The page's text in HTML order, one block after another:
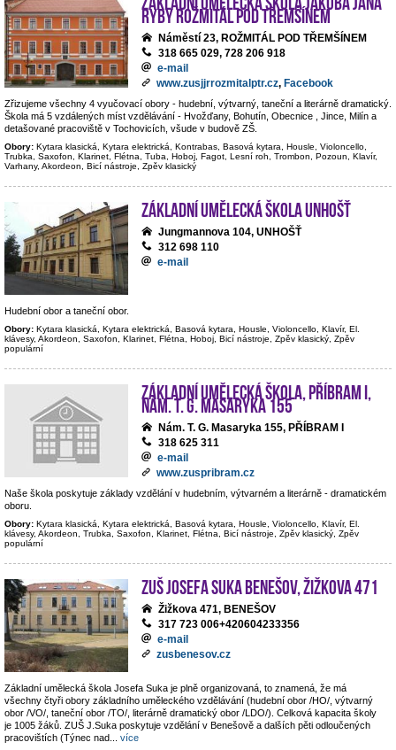
Ryby Rožmitál pod Třemšínem
Náměstí 23, ROŽMITÁL POD TŘEMŠÍNEM
318 665 029, 728 206 918
e-mail
www.zusjjrrozmitalptr.cz, Facebook
Zřizujeme všechny 4 vyučovací obory - hudební, výtvarný, taneční a literárně dramatický.
Škola má 5 vzdálených míst vzdělávání - Hvožďany, Bohutín, Obecnice , Jince, Milín a
detašované pracoviště v Tochovicích, všude v budově ZŠ.
Obory: Kytara klasická, Kytara elektrická, Kontrabas, Basová kytara, Housle, Violoncello,
Trubka, Saxofon, Klarinet, Flétna, Tuba, Hoboj, Fagot, Lesní roh, Trombon, Pozoun, Klavír,
Varhany, Akordeon, Bicí nástroje, Zpěv klasický
Základní umělecká škola Unhošť
Jungmannova 104, UNHOŠŤ
312 698 110
e-mail
Hudební obor a taneční obor.
Obory: Kytara klasická, Kytara elektrická, Basová kytara, Housle, Violoncello, Klavír, El.
klávesy, Akordeon, Saxofon, Klarinet, Flétna, Hoboj, Bicí nástroje, Zpěv klasický, Zpěv
populární
Základní umělecká škola, Příbram I,
nám. T. G. Masaryka 155
Nám. T. G. Masaryka 155, PŘÍBRAM I
318 625 311
e-mail
www.zuspribram.cz
Naše škola poskytuje základy vzdělání v hudebním, výtvarném a literárně - dramatickém
oboru.
Obory: Kytara klasická, Kytara elektrická, Basová kytara, Housle, Violoncello, Klavír, El.
klávesy, Akordeon, Trubka, Saxofon, Klarinet, Flétna, Bicí nástroje, Zpěv klasický, Zpěv
populární
ZUŠ Josefa Suka Benešov, Žižkova 471
Žižkova 471, BENEŠOV
317 723 006+420604233356
e-mail
zusbenesov.cz
Základní umělecká škola Josefa Suka je plně organizovaná, to znamená, že má
všechny čtyři obory základního uměleckého vzdělávání (hudební obor /HO/, výtvarný
obor /VO/, taneční obor /TO/, literárně dramatický obor /LDO/). Celková kapacita školy
je 1005 žáků. ZUŠ J.Suka poskytuje vzdělání v Benešově a dalších pěti odloučených
pracovištích (Týnec nad
více